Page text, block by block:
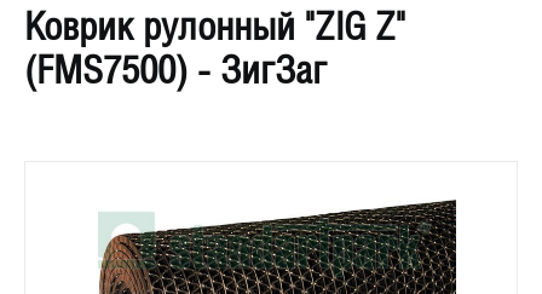
Коврик рулонный "ZIG Z"
(FMS7500) - ЗигЗаг